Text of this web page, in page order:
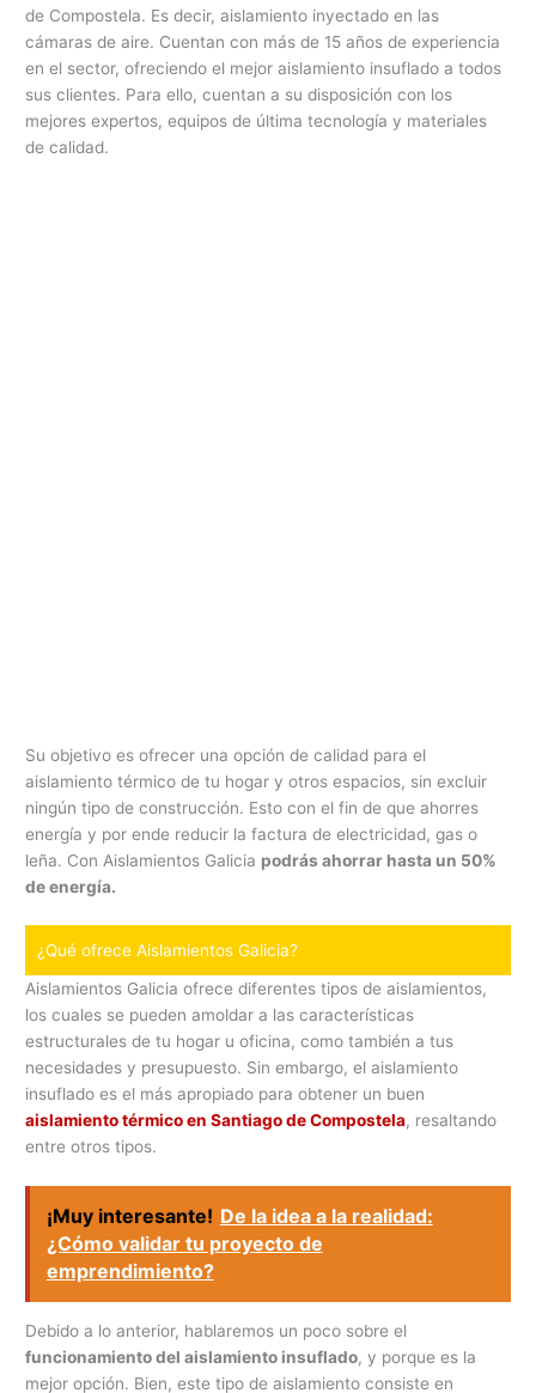
de Compostela. Es decir, aislamiento inyectado en las
cámaras de aire. Cuentan con más de 15 años de experiencia
en el sector, ofreciendo el mejor aislamiento insuflado a todos
sus clientes. Para ello, cuentan a su disposición con los
mejores expertos, equipos de última tecnología y materiales
de calidad.
Su objetivo es ofrecer una opción de calidad para el
aislamiento térmico de tu hogar y otros espacios, sin excluir
ningún tipo de construcción. Esto con el fin de que ahorres
energía y por ende reducir la factura de electricidad, gas o
leña. Con Aislamientos Galicia podrás ahorrar hasta un 50%
de energía.
¿Qué ofrece Aislamientos Galicia?
Aislamientos Galicia ofrece diferentes tipos de aislamientos,
los cuales se pueden amoldar a las características
estructurales de tu hogar u oficina, como también a tus
necesidades y presupuesto. Sin embargo, el aislamiento
insuflado es el más apropiado para obtener un buen
aislamiento térmico en Santiago de Compostela, resaltando
entre otros tipos.
¡Muy interesante! De la idea a la realidad:
¿Cómo validar tu proyecto de
emprendimiento?
Debido a lo anterior, hablaremos un poco sobre el
funcionamiento del aislamiento insuflado, y porque es la
mejor opción. Bien, este tipo de aislamiento consiste en